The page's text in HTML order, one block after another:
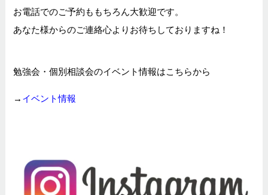
お電話でのご予約ももちろん大歓迎です。
あなた様からのご連絡心よりお待ちしておりますね！
勉強会・個別相談会のイベント情報はこちらから
→ イベント情報